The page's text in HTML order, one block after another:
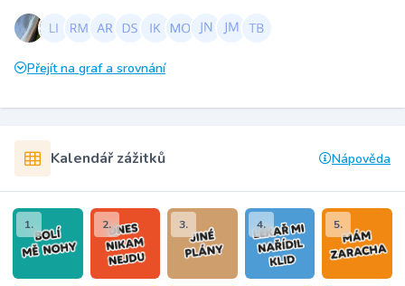
Přejít na graf a srovnání
Kalendář zážitků Nápověda
1. 2. 3. 4. 5.